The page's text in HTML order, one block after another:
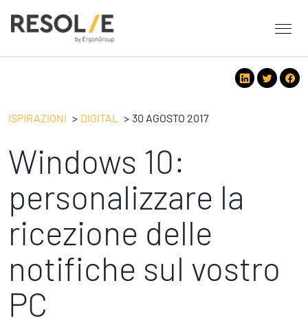
Servizi
People
Strategy
Future
Digital
Operation
Safety
Tecnologie
Eventi
Ispirazioni
Formazione
Contatti
People
Leadership
Benessere Organizzativo & Sostenibile
Performance Management
Strategy
Change Management
Business Process Improvement
People & Process
Marketing Strategico
ISPIRAZIONI DIGITAL 30 AGOSTO 2017
Windows 10:
personalizzare la
ricezione delle
notifiche sul vostro
PC